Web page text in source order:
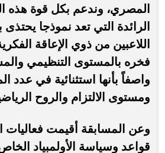
المصري، وندعم بكل قوة هذه
الرائدة التي تعد نموذجا
اللاعبين من ذوي الإعاقة
فخره بالمستوى التنظيمي
واصفاً بأنها استثنائية في عدد
ومستوى الالتزام والروح
وعن المسابقة أقيمت فعاليات
قواعد وسياسة الأولمبياد